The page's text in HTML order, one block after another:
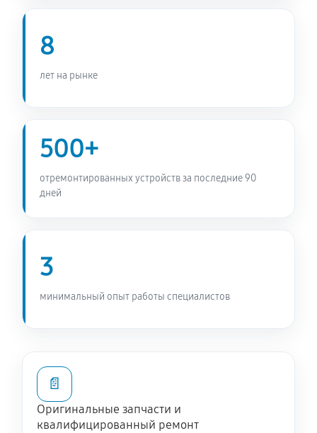
Замена бака сушильной машины SCHULTHESS
MDA1.106FH3L Iconic Gold
Ремонт барабана сушильной машины SCHULTHESS
MDA1.106FH3L Iconic Gold
8
лет на рынке
500+
отремонтированных устройств за последние 90
дней
3
минимальный опыт работы специалистов
📄
Оригинальные запчасти и
квалифицированный ремонт